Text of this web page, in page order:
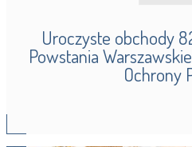
Uroczyste obchody
Powstania
Ochrony